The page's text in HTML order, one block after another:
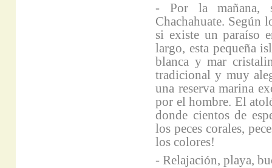
- Por la mañana,
Chachahuate. Según
si existe un paraíso
largo, esta pequeña
blanca y mar
tradicional y muy
una reserva marina
por el hombre. El
donde cientos de
los peces corales,
los colores!
- Relajación, playa,